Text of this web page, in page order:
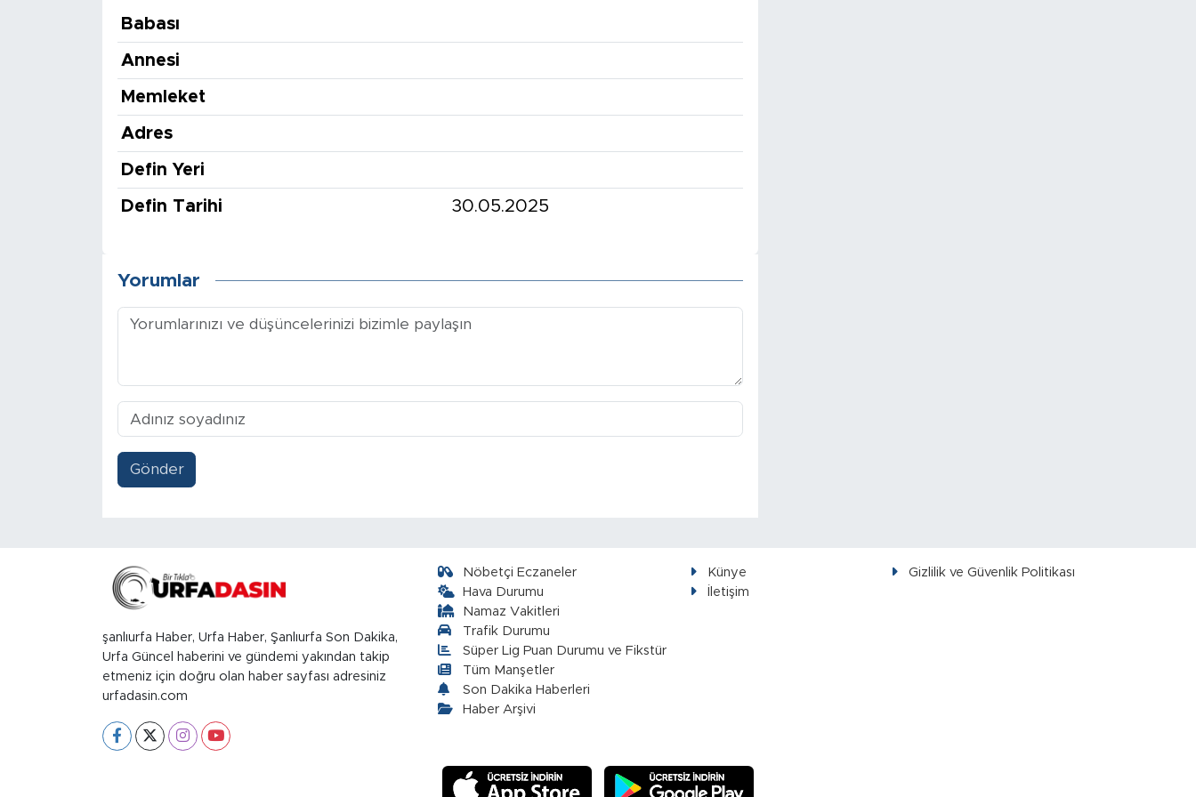
Babası
Annesi
Memleket
Adres
Defin Yeri
Defin Tarihi 30.05.2025
Yorumlar
Gönder
şanlıurfa Haber, Urfa Haber, Şanlıurfa Son Dakika,
Urfa Güncel haberini ve gündemi yakından takip
etmeniz için doğru olan haber sayfası adresiniz
urfadasin.com
Nöbetçi Eczaneler
Hava Durumu
Namaz Vakitleri
Trafik Durumu
Süper Lig Puan Durumu ve Fikstür
Tüm Manşetler
Son Dakika Haberleri
Haber Arşivi
Künye
Gizlilik ve Güvenlik Politikası
İletişim